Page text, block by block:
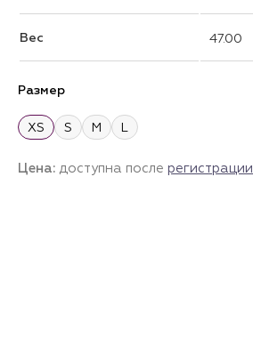
Вес 47.00
Размер
XS S M L
Цена: доступна после регистрации